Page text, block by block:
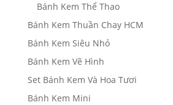
Bánh Kem Thể Thao
Bánh Kem Thuần Chay HCM
Bánh Kem Siêu Nhỏ
Bánh Kem Vẽ Hình
Set Bánh Kem Và Hoa Tươi
Bánh Kem Mini